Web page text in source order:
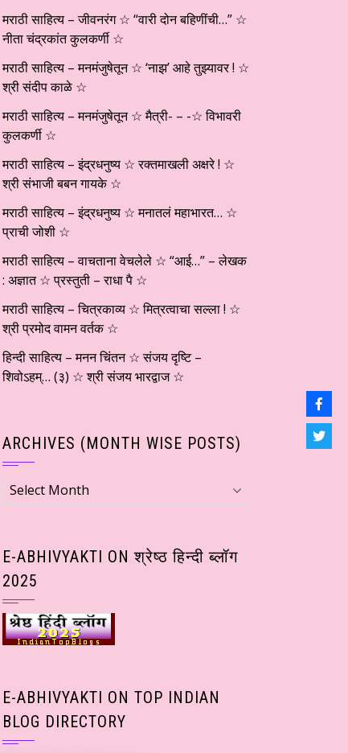
मराठी साहित्य – जीवनरंग ☆ “वारी दोन बहिणींची…” ☆
नीता चंद्रकांत कुलकर्णी ☆
मराठी साहित्य – मनमंजुषेतून ☆ ‘नाझ’ आहे तुझ्यावर ! ☆
श्री संदीप काळे ☆
मराठी साहित्य – मनमंजुषेतून ☆ मैत्री- – -☆ विभावरी
कुलकर्णी ☆
मराठी साहित्य – इंद्रधनुष्य ☆ रक्तमाखली अक्षरे ! ☆
श्री संभाजी बबन गायके ☆
मराठी साहित्य – इंद्रधनुष्य ☆ मनातलं महाभारत… ☆
प्राची जोशी ☆
मराठी साहित्य – वाचताना वेचलेले ☆ “आई…” – लेखक
: अज्ञात ☆ प्रस्तुती – राधा पै ☆
मराठी साहित्य – चित्रकाव्य ☆ मित्रत्वाचा सल्ला ! ☆
श्री प्रमोद वामन वर्तक ☆
हिन्दी साहित्य – मनन चिंतन ☆ संजय दृष्टि –
शिवोऽहम्… (३) ☆ श्री संजय भारद्वाज ☆
ARCHIVES (MONTH WISE POSTS)
Archives
(Month
E-ABHIVYAKTI ON श्रेष्ठ हिन्दी ब्लॉग
2025
E-ABHIVYAKTI ON TOP INDIAN
BLOG DIRECTORY